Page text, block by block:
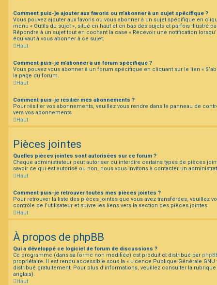
Comment puis-je ajouter aux favoris ou m’abonner à un sujet spécifique ?
Vous pouvez ajouter aux favoris ou vous abonner à un sujet spécifique en
menu « Outils du sujet », situé en haut et en bas des sujets et parfois illustré
Répondre à un sujet tout en cochant la case « Recevoir une notification
équivaut à vous abonner à ce sujet.
Haut
Comment puis-je m’abonner à un forum spécifique ?
Vous pouvez vous abonner à un forum spécifique en cliquant sur le lien «
la page du forum.
Haut
Comment puis-je résilier mes abonnements ?
Pour résilier vos abonnements, veuillez vous rendre dans le panneau de
vers vos abonnements.
Haut
Pièces jointes
Quelles pièces jointes sont autorisées sur ce forum ?
Chaque administrateur peut autoriser ou interdire certains types de pièces
savoir ce qui est autorisé ou non, nous vous invitons à contacter un
Haut
Comment puis-je retrouver toutes mes pièces jointes ?
Pour retrouver la liste des pièces jointes que vous avez transférées, veuillez
contrôle de l’utilisateur et suivre les liens vers la section des pièces jointes.
Haut
À propos de phpBB
Qui a développé ce logiciel de forum de discussions ?
Ce programme (dans sa forme non modifiée) est produit et distribué par
propriétaire. Il est rendu accessible sous la « Licence Publique Générale GNU
distribué gratuitement. Pour plus d’informations, veuillez consulter la
anglais).
Haut